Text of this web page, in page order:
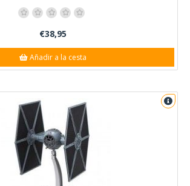
€38,95
Añadir a la cesta